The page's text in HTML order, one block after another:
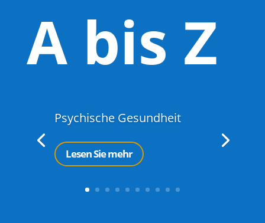
A bis Z
Psychische Gesundheit
Lesen Sie mehr